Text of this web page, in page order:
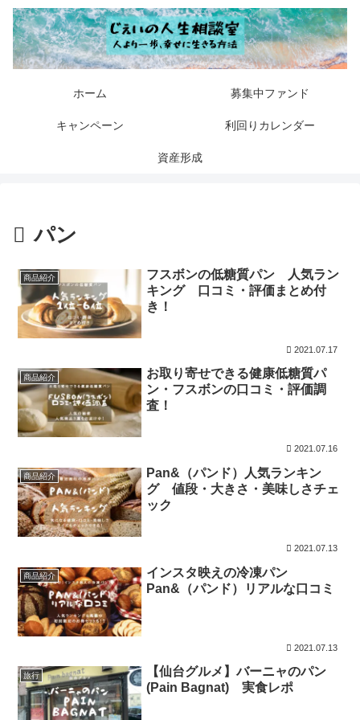
ホーム 募集中ファンド
キャンペーン 利回りカレンダー
資産形成
パン
商品紹介
フスボンの低糖質パン 人気ラン
キング 口コミ・評価まとめ付
き！
2021.07.17
商品紹介
お取り寄せできる健康低糖質パ
ン・フスボンの口コミ・評価調
査！
2021.07.16
商品紹介
Pan&（パンド）人気ランキン
グ 値段・大きさ・美味しさチェ
ック
2021.07.13
商品紹介
インスタ映えの冷凍パン
Pan&（パンド）リアルな口コミ
2021.07.13
旅行
【仙台グルメ】バーニャのパン
(Pain Bagnat) 実食レポ